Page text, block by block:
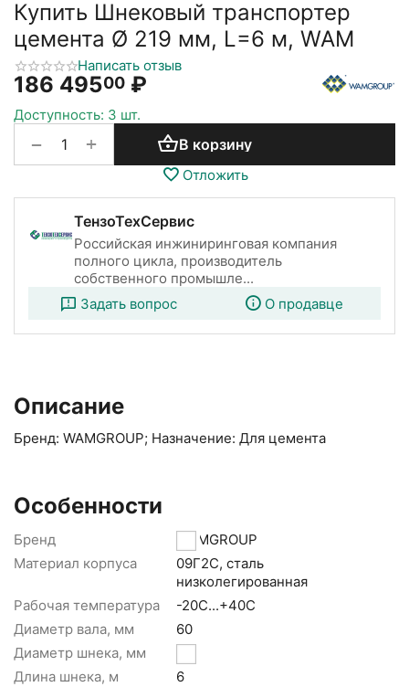
Купить Шнековый транспортер
цемента Ø 219 мм, L=6 м, WAM
Написать отзыв
186 49500 ₽
Доступность: 3 шт.
+
− В корзину
Отложить
ТензоТехСервис
Российская инжиниринговая компания
полного цикла, производитель
собственного промышле...
Задать вопрос
О продавце
Описание
Бренд: WAMGROUP; Назначение: Для цемента
Особенности
Бренд
WAMGROUP
Материал корпуса
09Г2С, сталь
низколегированная
Рабочая температура
-20С...+40С
Диаметр вала, мм
60
Диаметр шнека, мм
Длина шнека, м
6